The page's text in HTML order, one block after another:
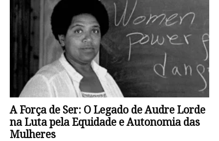
A Força de Ser: O Legado de Audre Lorde
na Luta pela Equidade e Autonomia das
Mulheres